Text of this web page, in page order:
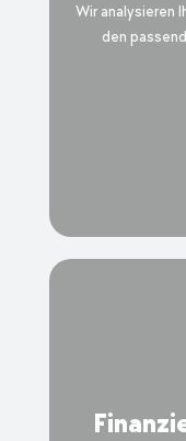
Wir analysieren
den